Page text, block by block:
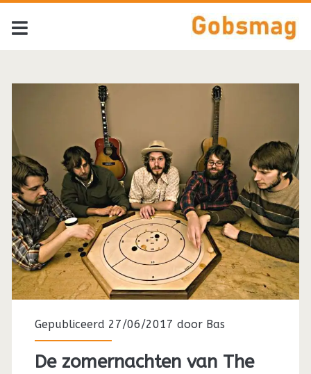
Gepubliceerd 27/06/2017 door Bas
De zomernachten van The